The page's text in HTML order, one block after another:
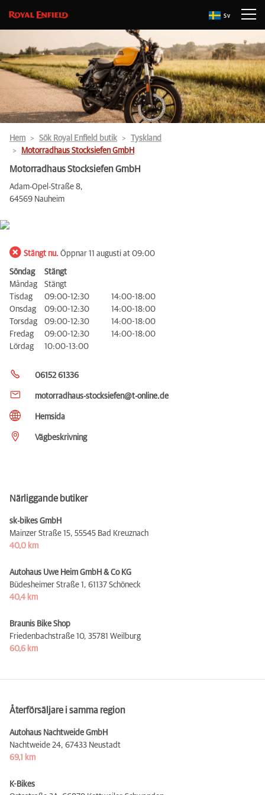
Sv
Hem Sök Royal Enfield butik
Tyskland
Motorradhaus Stocksiefen GmbH
Motorradhaus Stocksiefen GmbH
Adam-Opel-Straße 8,
64569 Nauheim
Stängt nu. Öppnar 11 augusti at 09:00
Söndag
Stängt
Måndag
Stängt
Tisdag
09:00-12:30
14:00-18:00
Onsdag
09:00-12:30
14:00-18:00
Torsdag
09:00-12:30
14:00-18:00
Fredag
09:00-12:30
14:00-18:00
Lördag
10:00-13:00
06152 61336
motorradhaus-stocksiefen@t-online.de
Hemsida
Vägbeskrivning
Närliggande butiker
sk-bikes GmbH
Mainzer Straße 15, 55545 Bad Kreuznach
40,0 km
Autohaus Uwe Heim GmbH & Co KG
Büdesheimer Straße 1, 61137 Schöneck
40,4 km
Braunis Bike Shop
Friedenbachstraße 10, 35781 Weilburg
60,6 km
Återförsäljare i samma region
Autohaus Nachtweide GmbH
Nachtweide 24, 67433 Neustadt
69,1 km
K-Bikes